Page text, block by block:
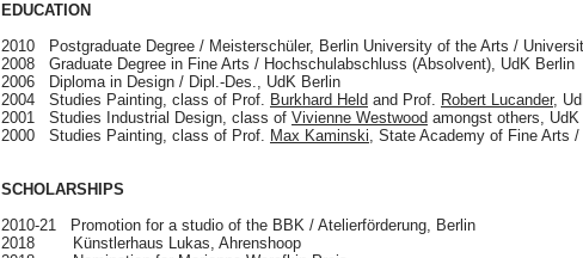
EDUCATION
2010 Postgraduate Degree / Meisterschüler, Berlin University of the Arts /
2008 Graduate Degree in Fine Arts / Hochschulabschluss (Absolvent), UdK Berlin
2006 Diploma in Design / Dipl.-Des., UdK Berlin
2004 Studies Painting, class of Prof. Burkhard Held and Prof. Robert Lucander,
2001 Studies Industrial Design, class of Vivienne Westwood amongst others, UdK
2000 Studies Painting, class of Prof. Max Kaminski, State Academy of Fine Arts
SCHOLARSHIPS
2010-21 Promotion for a studio of the BBK / Atelierförderung, Berlin
2018
Künstlerhaus Lukas, Ahrenshoop